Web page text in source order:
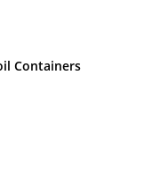
Containers